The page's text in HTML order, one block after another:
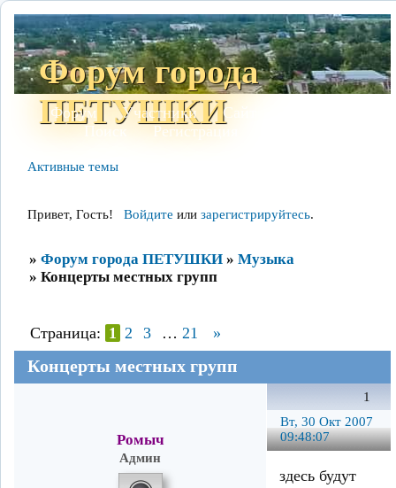
Форум города
ПЕТУШКИ
Форум Участники Сайт
Поиск
Регистрация
Активные темы
Привет, Гость! Войдите или зарегистрируйтесь.
» Форум города ПЕТУШКИ » Музыка
» Концерты местных групп
Концерты местных групп
Страница: 1 2 3 … 21 »
1
Вт, 30 Окт 2007
09:48:07
Ромыч
Админ
здесь будут